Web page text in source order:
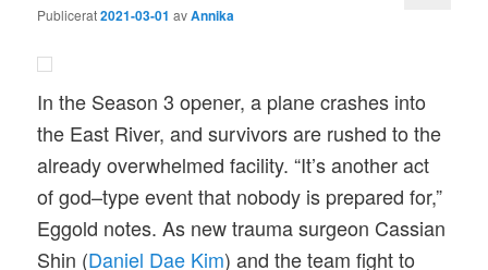
Publicerat2021-03-01 avAnnika
In the Season 3 opener, a plane crashes into
the East River, and survivors are rushed to the
already overwhelmed facility. “It’s another act
of god–type event that nobody is prepared for,”
Eggold notes. As new trauma surgeon Cassian
Shin (Daniel Dae Kim) and the team fight to